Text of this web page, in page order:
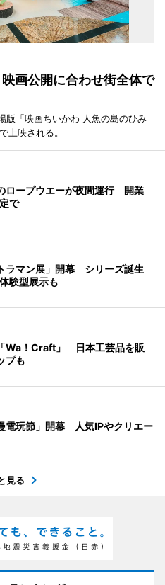
画公開に合わせ街全体で
版「映画ちいかわ 人魚の島のひみ
上映される。
ロープウエーが夜間運行 開業
で
ラマン展」開幕 シリーズ誕生
験型展示も
Wa！Craft」 日本工芸品を販
プも
電玩節」開幕 人気IPやクリエー
見る